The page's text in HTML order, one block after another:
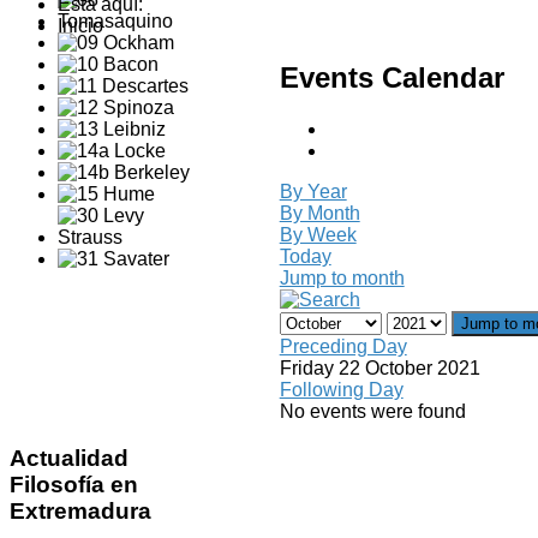
Está aquí:
Inicio
Events Calendar
By Year
By Month
By Week
Today
Jump to month
Jump to
Preceding Day
Friday 22 October 2021
Following Day
No events were found
Actualidad
Filosofía en
Extremadura